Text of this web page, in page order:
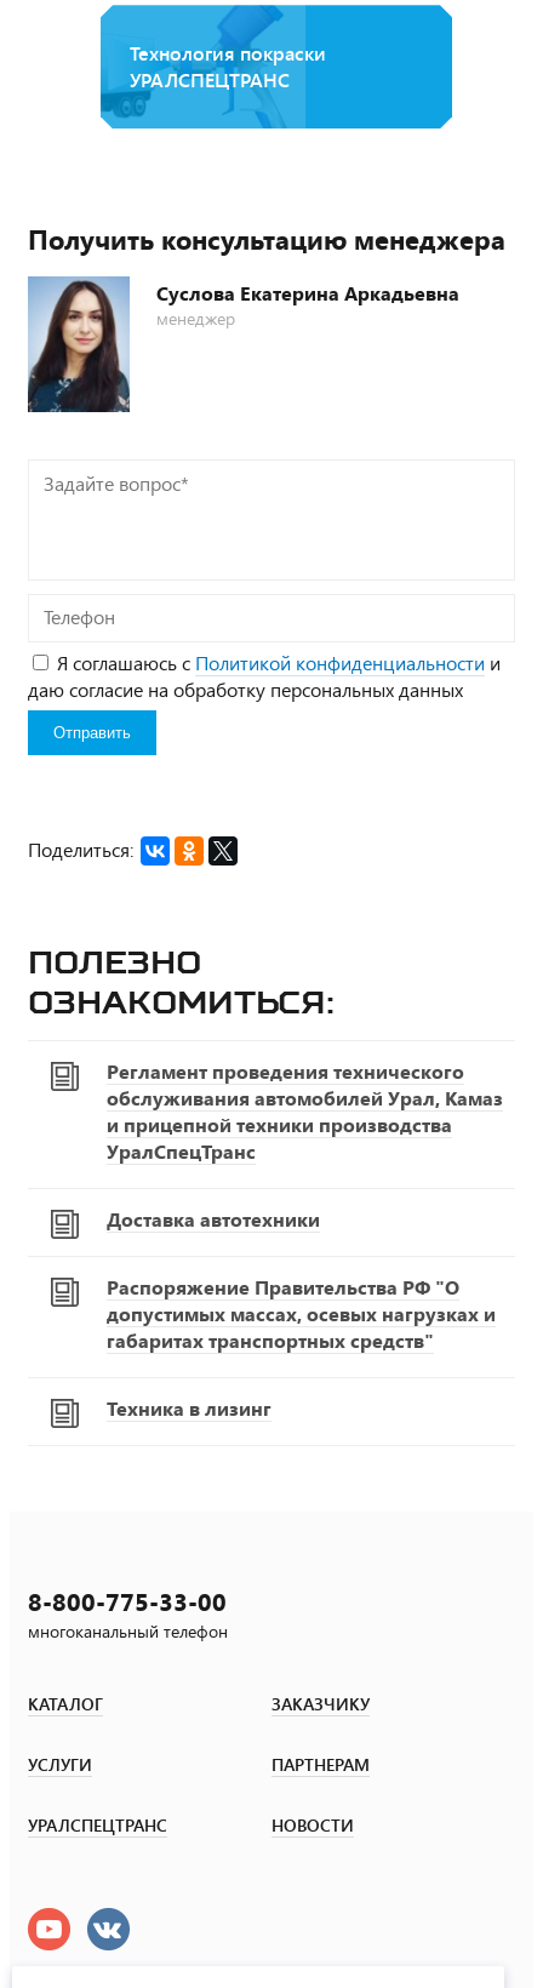
Технология покраски
УРАЛСПЕЦТРАНС
Получить консультацию менеджера
Суслова Екатерина Аркадьевна
менеджер
Задайте
Телефон
Я соглашаюсь с Политикой конфиденциальности и
даю согласие на обработку персональных данных
Поделиться:
Полезно
ознакомиться:
Регламент проведения технического
обслуживания автомобилей Урал, Камаз
и прицепной техники производства
УралСпецТранс
Доставка автотехники
Распоряжение Правительства РФ "О
допустимых массах, осевых нагрузках и
габаритах транспортных средств"
Техника в лизинг
8-800-775-33-00
многоканальный телефон
КАТАЛОГ ЗАКАЗЧИКУ
УСЛУГИ ПАРТНЕРАМ
УРАЛСПЕЦТРАНС НОВОСТИ